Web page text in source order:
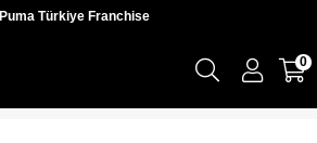
Puma Türkiye Franchise
0